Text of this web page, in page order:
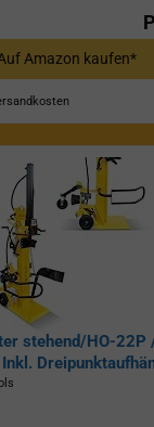
Amazon kaufen*
stehend/HO-22P